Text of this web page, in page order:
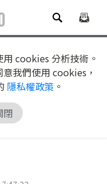
cookies 分析技術。
我們使用 cookies，
隱私權政策 。
閉